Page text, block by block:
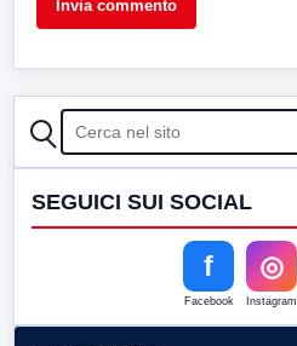
CERCA
SEGUICI SUI SOCIAL
f
Facebook
◎
Instagram